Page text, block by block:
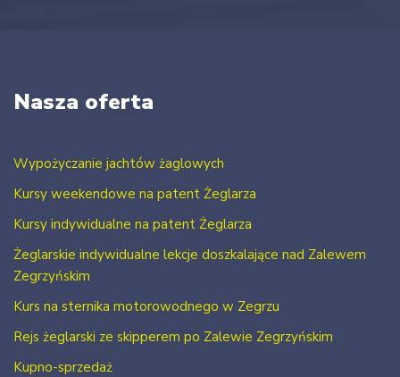
Nasza oferta
Wypożyczanie jachtów żaglowych
Kursy weekendowe na patent Żeglarza
Kursy indywidualne na patent Żeglarza
Żeglarskie indywidualne lekcje doszkalające nad Zalewem
Zegrzyńskim
Kurs na sternika motorowodnego w Zegrzu
Rejs żeglarski ze skipperem po Zalewie Zegrzyńskim
Kupno-sprzedaż